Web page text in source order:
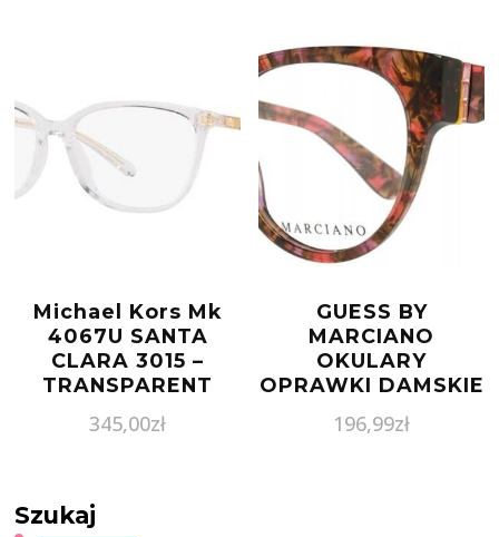
Michael Kors Mk
4067U SANTA
CLARA 3015 –
TRANSPARENT
345,00zł
GUESS BY
MARCIANO
OKULARY
OPRAWKI DAMSKIE
889214185259
196,99zł
Szukaj